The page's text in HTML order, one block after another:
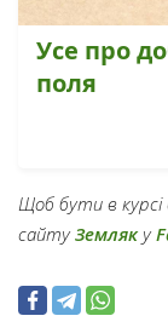
Усе про
поля
Щоб бути в курсі
сайтуЗемляку